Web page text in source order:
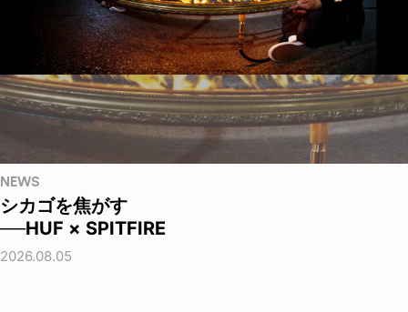
NEWS
シカゴを焦がす
──HUF × SPITFIRE
2026.08.05